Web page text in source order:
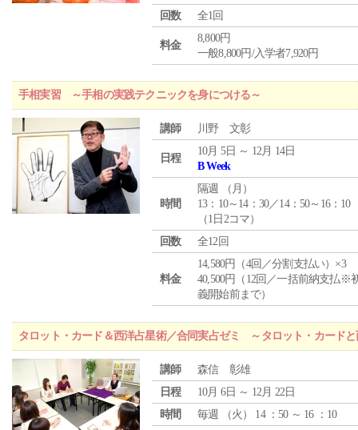
回数
全1回
料金
8,800円
一般8,800円/入学者7,920円
手相実習 ～手相の実践テクニックを身につける～
講師 川野 文彰
日程
10月 5日 ～ 12月 14日
B Week
時間
隔週 （ 月 ）
13：10～14：30／14：50～16：10
（1日2コマ）
回数
全12回
料金
14,580円（4回／分割支払い）×3
40,500円（12回／一括前納支払※
義開始前まで）
タロット・カード＆西洋占星術／合同実占ゼミ ～タロット・カード
講師
森信 彰雄
日程
10月 6日 ～ 12月 22日
時間
毎週 （火 ） 14 ：50 ～ 16 ：10